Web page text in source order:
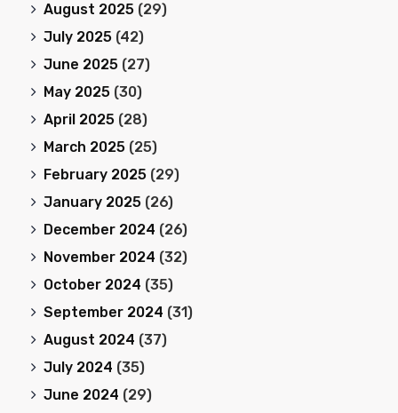
August 2025 (29)
July 2025 (42)
June 2025 (27)
May 2025 (30)
April 2025 (28)
March 2025 (25)
February 2025 (29)
January 2025 (26)
December 2024 (26)
November 2024 (32)
October 2024 (35)
September 2024 (31)
August 2024 (37)
July 2024 (35)
June 2024 (29)